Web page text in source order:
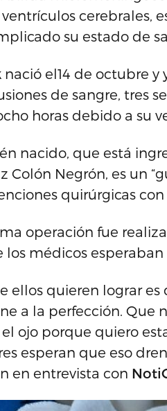
cerebrales,
su estado de
nació el14 de octubre y
de sangre, tres
horas debido a su
nacido, que está
Colón Negrón, es un
quirúrgicas
operación fue
los médicos
ellos quieren lograr
a la perfección. Que
ojo porque quiero
esperan que eso
en entrevista con